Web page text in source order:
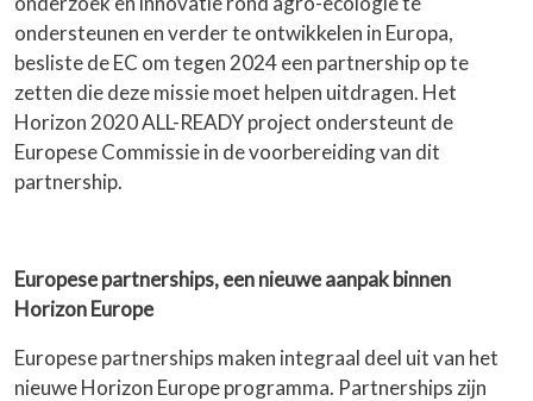
ondersteunen en verder te ontwikkelen in Europa,
besliste de EC om tegen 2024 een partnership op te
zetten die deze missie moet helpen uitdragen. Het
Horizon 2020 ALL-READY project ondersteunt de
Europese Commissie in de voorbereiding van dit
partnership.
Europese partnerships, een nieuwe aanpak binnen
Horizon Europe
Europese partnerships maken integraal deel uit van het
nieuwe Horizon Europe programma. Partnerships zijn